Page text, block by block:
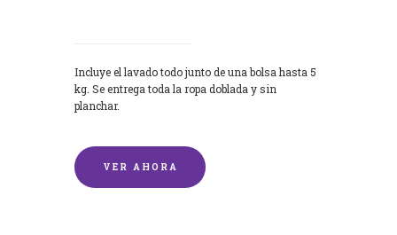
Incluye el lavado todo junto de una bolsa hasta 5
kg. Se entrega toda la ropa doblada y sin
planchar.
VER AHORA